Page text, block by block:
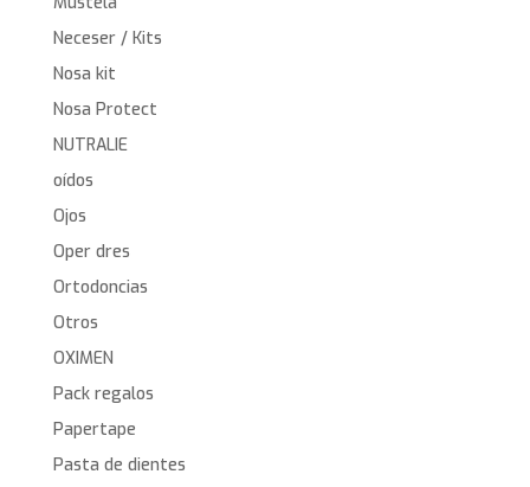
Neceser / Kits
Nosa kit
Nosa Protect
NUTRALIE
oídos
Ojos
Oper dres
Ortodoncias
Otros
OXIMEN
Pack regalos
Papertape
Pasta de dientes